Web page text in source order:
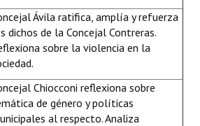
Ávila ratifica, amplía y refuerza
dichos de la Concejal Contreras.
sobre la violencia en la
Chiocconi reflexiona sobre
de género y políticas
al respecto. Analiza